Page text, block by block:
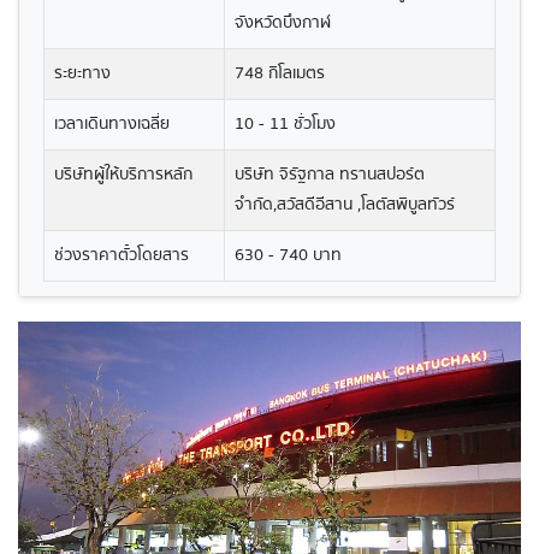
จังหวัดบึงกาฬ
ระยะทาง
748 กิโลเมตร
เวลาเดินทางเฉลี่ย
10 - 11 ชั่วโมง
บริษัทผู้ให้บริการหลัก
บริษัท จิรัฐกาล ทรานสปอร์ต
จำกัด,สวัสดีอีสาน ,โลตัสพิบูลทัวร์
ช่วงราคาตั๋วโดยสาร
630 - 740 บาท